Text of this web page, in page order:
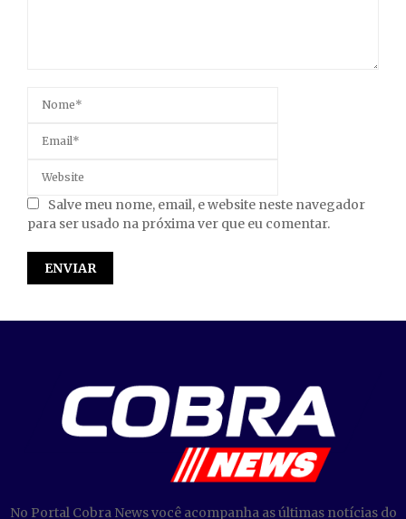
Salve meu nome, email, e website neste navegador
para ser usado na próxima ver que eu comentar.
No Portal Cobra News você acompanha as últimas notícias do